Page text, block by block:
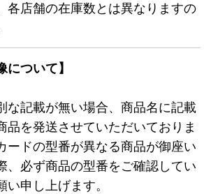
各店舗の在庫数とは異なりますの
について】
な記載が無い場合、商品名に記載
品を発送させていただいておりま
ードの型番が異なる商品が御座い
、必ず商品の型番をご確認してい
申し上げます。